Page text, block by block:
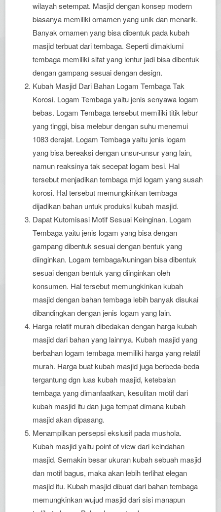
wilayah setempat. Masjid dengan konsep modern
biasanya memiliki ornamen yang unik dan menarik.
Banyak ornamen yang bisa dibentuk pada kubah
masjid terbuat dari tembaga. Seperti dimaklumi
tembaga memiliki sifat yang lentur jadi bisa dibentuk
dengan gampang sesuai dengan design.
Kubah Masjid Dari Bahan Logam Tembaga Tak
Korosi. Logam Tembaga yaitu jenis senyawa logam
bebas. Logam Tembaga tersebut memiliki titik lebur
yang tinggi, bisa melebur dengan suhu menemui
1083 derajat. Logam Tembaga yaitu jenis logam
yang bisa bereaksi dengan unsur-unsur yang lain,
namun reaksinya tak secepat logam besi. Hal
tersebut menjadikan tembaga mjd logam yang susah
korosi. Hal tersebut memungkinkan tembaga
dijadikan bahan untuk produksi kubah masjid.
Dapat Kutomisasi Motif Sesuai Keinginan. Logam
Tembaga yaitu jenis logam yang bisa dengan
gampang dibentuk sesuai dengan bentuk yang
diinginkan. Logam tembaga/kuningan bisa dibentuk
sesuai dengan bentuk yang diinginkan oleh
konsumen. Hal tersebut memungkinkan kubah
masjid dengan bahan tembaga lebih banyak disukai
dibandingkan dengan jenis logam yang lain.
Harga relatif murah dibedakan dengan harga kubah
masjid dari bahan yang lainnya. Kubah masjid yang
berbahan logam tembaga memiliki harga yang relatif
murah. Harga buat kubah masjid juga berbeda-beda
tergantung dgn luas kubah masjid, ketebalan
tembaga yang dimanfaatkan, kesulitan motif dari
kubah masjid itu dan juga tempat dimana kubah
masjid akan dipasang.
Menampilkan persepsi ekslusif pada mushola.
Kubah masjid yaitu point of view dari keindahan
masjid. Semakin besar ukuran kubah sebuah masjid
dan motif bagus, maka akan lebih terlihat elegan
masjid itu. Kubah masjid dibuat dari bahan tembaga
memungkinkan wujud masjid dari sisi manapun